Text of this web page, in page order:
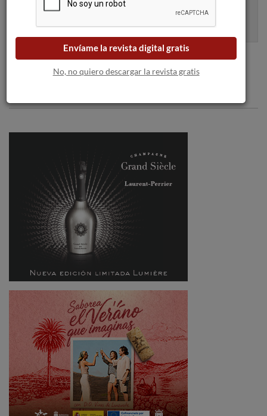
Apúntame
100% seguro. Nunca te enviaremos spam.
Envíame la revista digital gratis
No, no quiero descargar la revista gratis